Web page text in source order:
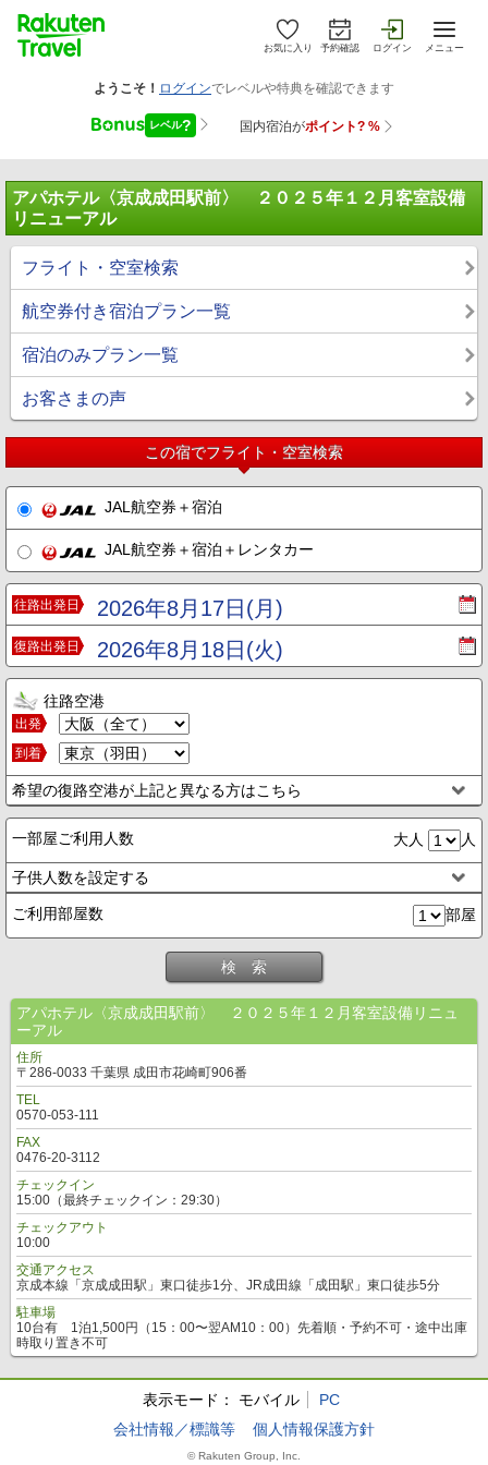
お気に入り 予約確認 ログイン メニュー
アパホテル〈京成成田駅前〉 ２０２５年１２月客室設備
リニューアル
フライト・空室検索
航空券付き宿泊プラン一覧
宿泊のみプラン一覧
お客さまの声
この宿でフライト・空室検索
JAL航空券＋宿泊
JAL航空券＋宿泊＋レンタカー
往路出発日 2026年8月17日(月)
復路出発日 2026年8月18日(火)
往路空港
出発
到着
希望の復路空港が上記と異なる方はこちら
一部屋ご利用人数 大人 人
子供人数を設定する
ご利用部屋数 部屋
検 索
アパホテル〈京成成田駅前〉 ２０２５年１２月客室設備リニュ
ーアル
住所
〒286-0033 千葉県 成田市花崎町906番
TEL
0570-053-111
FAX
0476-20-3112
チェックイン
15:00（最終チェックイン：29:30）
チェックアウト
10:00
交通アクセス
京成本線「京成成田駅」東口徒歩1分、JR成田線「成田駅」東口徒歩5分
駐車場
10台有 1泊1,500円（15：00〜翌AM10：00）先着順・予約不可・途中出庫
時取り置き不可
表示モード： モバイル
PC
会社情報／標識等
個人情報保護方針
© Rakuten Group, Inc.